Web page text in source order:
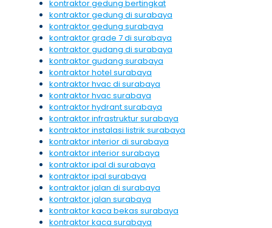
kontraktor gedung bertingkat
kontraktor gedung di surabaya
kontraktor gedung surabaya
kontraktor grade 7 di surabaya
kontraktor gudang di surabaya
kontraktor gudang surabaya
kontraktor hotel surabaya
kontraktor hvac di surabaya
kontraktor hvac surabaya
kontraktor hydrant surabaya
kontraktor infrastruktur surabaya
kontraktor instalasi listrik surabaya
kontraktor interior di surabaya
kontraktor interior surabaya
kontraktor ipal di surabaya
kontraktor ipal surabaya
kontraktor jalan di surabaya
kontraktor jalan surabaya
kontraktor kaca bekas surabaya
kontraktor kaca surabaya